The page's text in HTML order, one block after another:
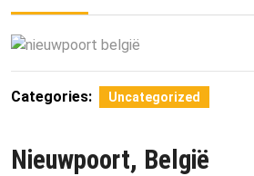
Categories: Uncategorized
Nieuwpoort, België